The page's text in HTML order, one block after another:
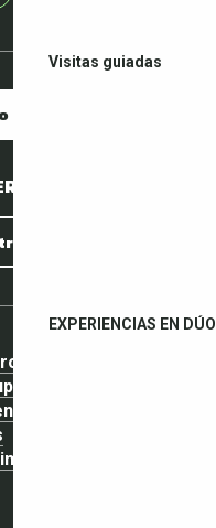
Visitas guiadas
EXPERIENCIAS EN DÚO
NADA.
boletín